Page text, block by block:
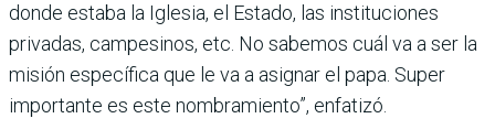
donde estaba la Iglesia, el Estado, las instituciones
privadas, campesinos, etc. No sabemos cuál va a ser la
misión específica que le va a asignar el papa. Super
importante es este nombramiento”, enfatizó.